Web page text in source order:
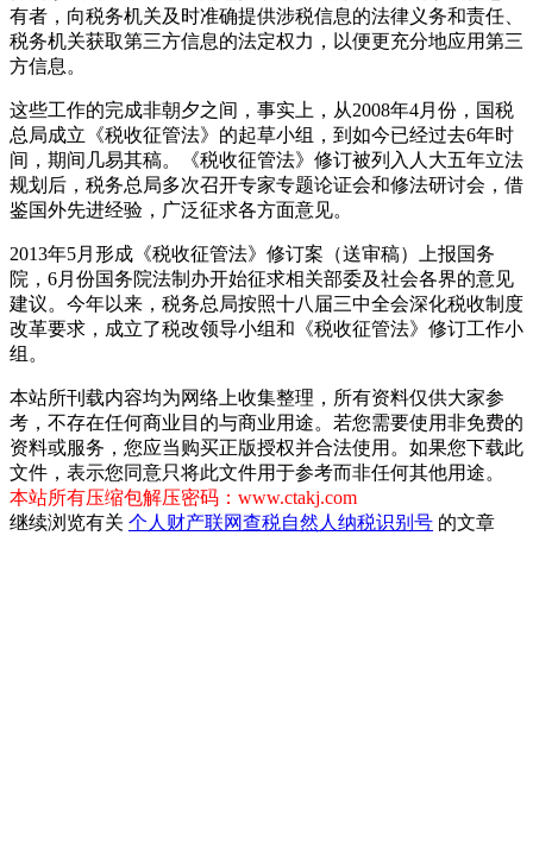
有者，向税务机关及时准确提供涉税信息的法律义务和责任、
税务机关获取第三方信息的法定权力，以便更充分地应用第三
方信息。
这些工作的完成非朝夕之间，事实上，从2008年4月份，国税
总局成立《税收征管法》的起草小组，到如今已经过去6年时
间，期间几易其稿。《税收征管法》修订被列入人大五年立法
规划后，税务总局多次召开专家专题论证会和修法研讨会，借
鉴国外先进经验，广泛征求各方面意见。
2013年5月形成《税收征管法》修订案（送审稿）上报国务
院，6月份国务院法制办开始征求相关部委及社会各界的意见
建议。今年以来，税务总局按照十八届三中全会深化税收制度
改革要求，成立了税改领导小组和《税收征管法》修订工作小
组。
本站所刊载内容均为网络上收集整理，所有资料仅供大家参
考，不存在任何商业目的与商业用途。若您需要使用非免费的
资料或服务，您应当购买正版授权并合法使用。如果您下载此
文件，表示您同意只将此文件用于参考而非任何其他用途。
本站所有压缩包解压密码：www.ctakj.com
继续浏览有关 个人财产联网查税自然人纳税识别号 的文章